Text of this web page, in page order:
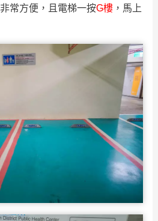
非常方便，且電梯一按G樓，馬上